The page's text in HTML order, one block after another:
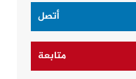
أتصل
متابعة